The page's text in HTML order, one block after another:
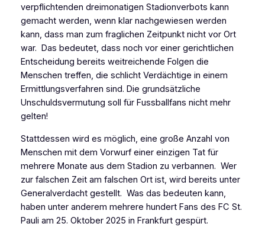
verpflichtenden dreimonatigen Stadionverbots kann
gemacht werden, wenn klar nachgewiesen werden
kann, dass man zum fraglichen Zeitpunkt nicht vor Ort
war. Das bedeutet, dass noch vor einer gerichtlichen
Entscheidung bereits weitreichende Folgen die
Menschen treffen, die schlicht Verdächtige in einem
Ermittlungsverfahren sind. Die grundsätzliche
Unschuldsvermutung soll für Fussballfans nicht mehr
gelten!
Stattdessen wird es möglich, eine große Anzahl von
Menschen mit dem Vorwurf einer einzigen Tat für
mehrere Monate aus dem Stadion zu verbannen. Wer
zur falschen Zeit am falschen Ort ist, wird bereits unter
Generalverdacht gestellt. Was das bedeuten kann,
haben unter anderem mehrere hundert Fans des FC St.
Pauli am 25. Oktober 2025 in Frankfurt gespürt.